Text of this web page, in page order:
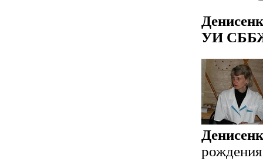
УИ
рождения